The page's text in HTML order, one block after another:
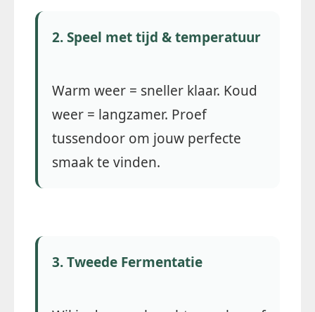
2. Speel met tijd & temperatuur
Warm weer = sneller klaar. Koud
weer = langzamer. Proef
tussendoor om jouw perfecte
smaak te vinden.
3. Tweede Fermentatie